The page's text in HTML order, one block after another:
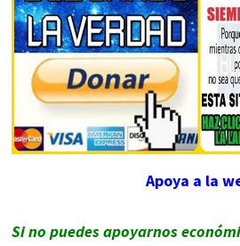
Apoya a la
Si no puedes apoyarnos